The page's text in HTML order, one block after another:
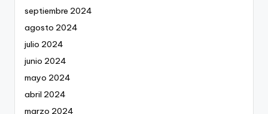
septiembre 2024
agosto 2024
julio 2024
junio 2024
mayo 2024
abril 2024
marzo 2024